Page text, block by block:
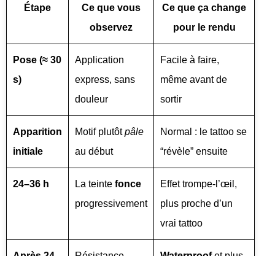
Étape
Ce que vous
observez
Ce que ça change
pour le rendu
Pose (≈ 30
s)
Application
express, sans
douleur
Facile à faire,
même avant de
sortir
Apparition
initiale
Motif plutôtpâle
au début
Normal : le tattoo se
“révèle” ensuite
24–36 h La teinte fonce
progressivement
Effet trompe-l’œil,
plus proche d’un
vrai tattoo